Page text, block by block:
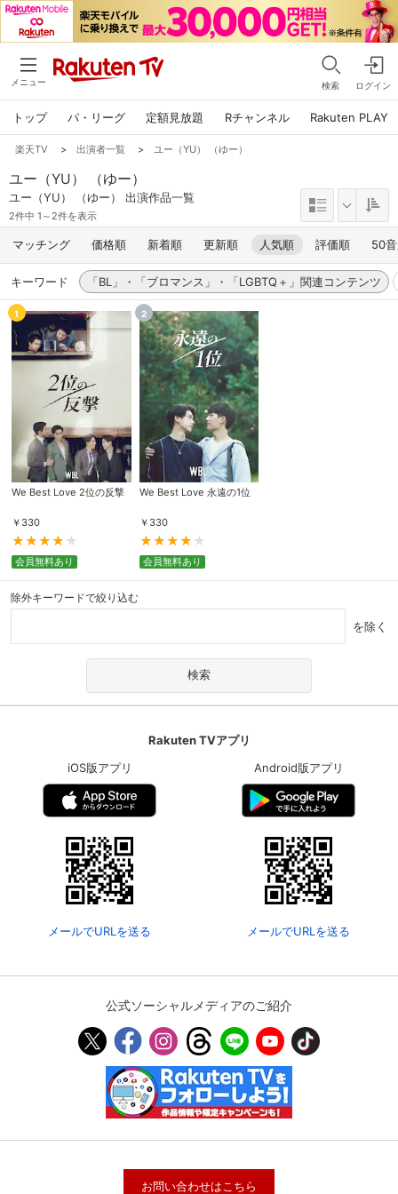
メニュー 検索 ログイン
トップ パ・リーグ 定額見放題 Rチャンネル Rakuten PLAY
楽天TV > 出演者一覧 > ユー（YU） （ゆー）
ユー（YU） （ゆー）
ユー（YU） （ゆー） 出演作品一覧
2件中 1～2件を表示
マッチング 価格順 新着順 更新順 人気順 評価順 50
キーワード 「BL」・「ブロマンス」・「LGBTQ＋」関連コンテンツ
1
We Best Love 2位の反撃
￥ 330
会員無料あり
2
We Best Love 永遠の1位
￥ 330
会員無料あり
除外キーワードで絞り込む
を除く
Rakuten TVアプリ
iOS版アプリ
メールでURLを送る
Android版アプリ
メールでURLを送る
公式ソーシャルメディアのご紹介
お問い合わせはこちら